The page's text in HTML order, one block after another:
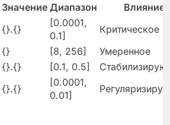
Значение Диапазон
Влияние
{}.{}
[0.0001,
0.1]
Критическое
{} [8, 256]
Умеренное
{}.{} [0.1, 0.5]
{}.{}
[0.0001,
0.01]